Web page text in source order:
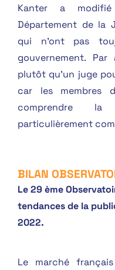
Kanter a
Département de la
qui n’ont pas
gouvernement.
plutôt qu’un juge
car les membres
comprendre
particulièrement
BILAN
Le 29 ème
tendances de la
2022.
Le marché